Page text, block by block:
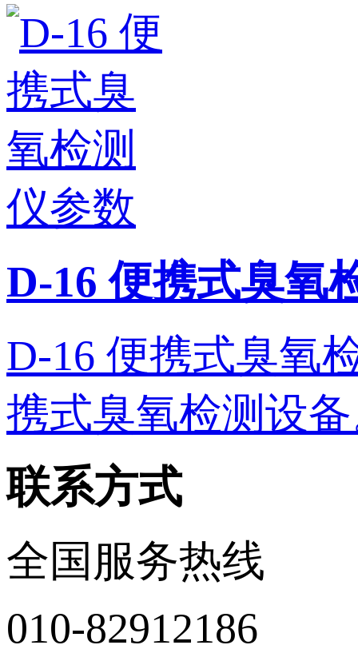
D-16 便携式臭氧
D-16 便携式臭氧
携式臭氧检测设
联系方式
全国服务热线
010-82912186